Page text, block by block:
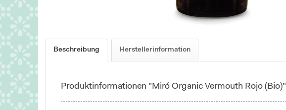
Beschreibung Herstellerinformation
Produktinformationen "Miró Organic Vermouth Rojo (Bio)"